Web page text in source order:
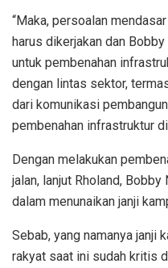
“Maka, persoalan
harus dikerjakan dan
untuk pembenahan
dengan lintas sektor,
dari komunikasi
pembenahan infrastruktur
Dengan melakukan
jalan, lanjut Rholand,
dalam menunaikan janji
Sebab, yang namanya janji
rakyat saat ini sudah kritis